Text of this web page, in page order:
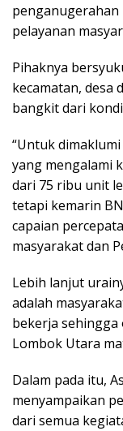
pelayanan
Pihaknya
kecamatan, desa
bangkit dari
“Untuk
yang mengalami
dari 75 ribu unit
tetapi kemarin
capaian
masyarakat dan
Lebih lanjut
adalah
bekerja
Lombok Utara
Dalam pada itu,
menyampaikan
dari semua